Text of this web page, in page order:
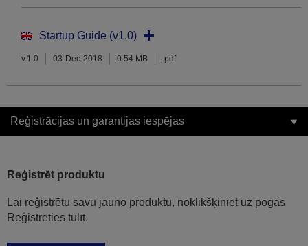
Startup Guide (v1.0)
v.1.0 03-Dec-2018 0.54 MB .pdf
Reģistrācijas un garantijas iespējas
Reģistrēt produktu
Lai reģistrētu savu jauno produktu, noklikšķiniet uz pogas
Reģistrēties tūlīt.